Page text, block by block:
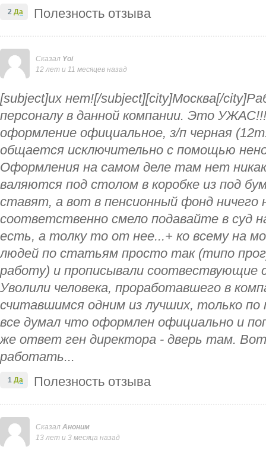
Полезность отзыва
2 Да
Сказал Yoi
12 лет и 11 месяцев назад
[subject]их нет![/subject][city]Москва[/
персоналу в данной компании. Это
оформление официальное, з/п черная
общается исключительно с помощью
Оформления на самом деле там нет
валяются под столом в коробке из под
ставят, а вот в пенсионный фонд ничего
соответственно смело подавайте в суд
есть, а толку то от нее...+ ко всему на
людей по статьям просто так (типо
работу) и прописывали соотвествующие
Уволили человека, проработавшего в
считавшимся одним из лучших, только по
все думал что оформлен официально и
же ответ ген директора - дверь там.
работать...
Полезность отзыва
1 Да
Сказал Аноним
13 лет и 3 месяца назад